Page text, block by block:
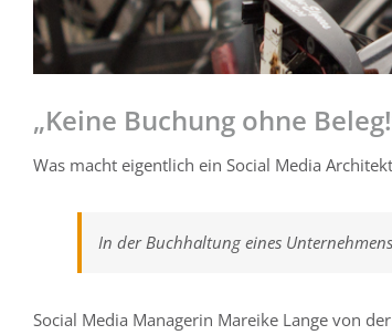
„Keine Buchung ohne
Was macht eigentlich ein Social Media
In der Buchhaltung eines
Social Media Managerin Mareike Lange von der